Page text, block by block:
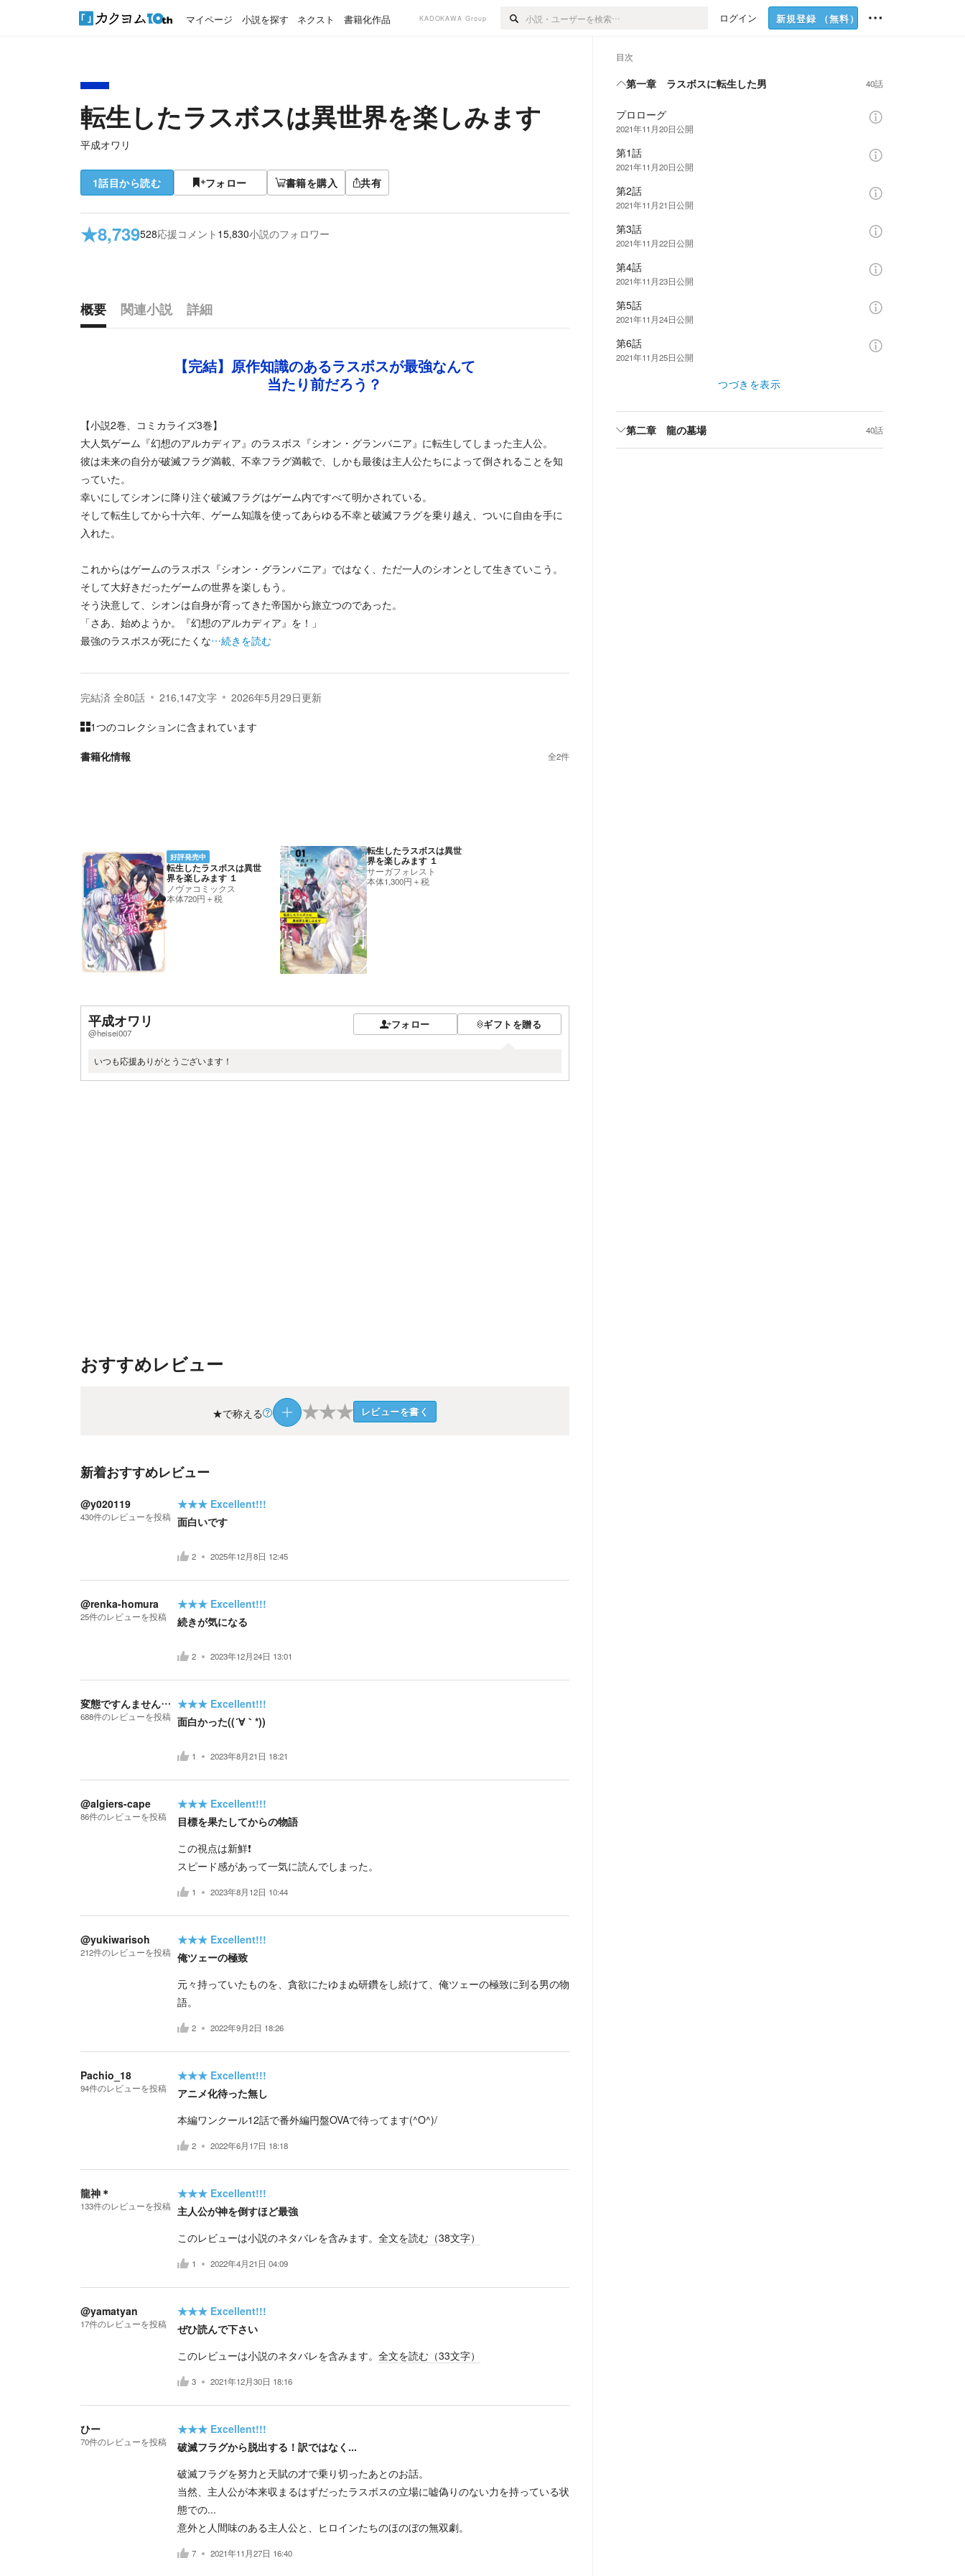
マイページ 小説を探す ネクスト 書籍化作品 KADOKAWA Group ログイン 新規登録 （無料）
転生したラスボスは異世界を楽しみます
平成オワリ
1話目から読む フォロー 書籍を購入 共有
★8,739528応援コメント 15,830小説のフォロワー
概要 関連小説
詳細
【完結】原作知識のあるラスボスが最強なんて
当たり前だろう？
【小説2巻、コミカライズ3巻】
大人気ゲーム『幻想のアルカディア』のラスボス『シオン・グランバニア』に転生してしまった主人公。
彼は未来の自分が破滅フラグ満載、不幸フラグ満載で、しかも最後は主人公たちによって倒されることを知
っていた。
幸いにしてシオンに降り注ぐ破滅フラグはゲーム内ですべて明かされている。
そして転生してから十六年、ゲーム知識を使ってあらゆる不幸と破滅フラグを乗り越え、ついに自由を手に
入れた。
これからはゲームのラスボス『シオン・グランバニア』ではなく、ただ一人のシオンとして生きていこう。
そして大好きだったゲームの世界を楽しもう。
そう決意して、シオンは自身が育ってきた帝国から旅立つのであった。
「さあ、始めようか。『幻想のアルカディア』を！」
最強のラスボスが死にたくな…続きを読む
完結済 全80話 216,147文字 2026年5月29日更新
1つのコレクションに含まれています
書籍化情報 全2件
好評発売中
転生したラスボスは異世
界を楽しみます １
ノヴァコミックス
本体720円＋税
転生したラスボスは異世
界を楽しみます １
サーガフォレスト
本体1,300円＋税
平成オワリ
@heisei007
フォロー ギフトを贈る
いつも応援ありがとうございます！
おすすめレビュー
★で称える ★★★ レビューを書く
新着おすすめレビュー
@y020119
430件のレビューを投稿
★★★ Excellent!!!
面白いです
2 2025年12月8日 12:45
@renka-homura
25件のレビューを投稿
★★★ Excellent!!!
続きが気になる
2 2023年12月24日 13:01
変態ですんません…
688件のレビューを投稿
★★★ Excellent!!!
面白かった((´∀｀*))
1 2023年8月21日 18:21
@algiers-cape
86件のレビューを投稿
★★★ Excellent!!!
目標を果たしてからの物語
この視点は新鮮❗️
スピード感があって一気に読んでしまった。
1 2023年8月12日 10:44
@yukiwarisoh
212件のレビューを投稿
★★★ Excellent!!!
俺ツェーの極致
元々持っていたものを、貪欲にたゆまぬ研鑽をし続けて、俺ツェーの極致に到る男の物
語。
2 2022年9月2日 18:26
Pachio_18
94件のレビューを投稿
★★★ Excellent!!!
アニメ化待った無し
本編ワンクール12話で番外編円盤OVAで待ってます(^O^)/
2 2022年6月17日 18:18
龍神＊
133件のレビューを投稿
★★★ Excellent!!!
主人公が神を倒すほど最強
このレビューは小説のネタバレを含みます。 全文を読む（38文字）
1 2022年4月21日 04:09
@yamatyan
17件のレビューを投稿
★★★ Excellent!!!
ぜひ読んで下さい
このレビューは小説のネタバレを含みます。 全文を読む（33文字）
3 2021年12月30日 18:16
ひー
70件のレビューを投稿
★★★ Excellent!!!
破滅フラグから脱出する！訳ではなく...
破滅フラグを努力と天賦の才で乗り切ったあとのお話。
当然、主人公が本来収まるはずだったラスボスの立場に嘘偽りのない力を持っている状
態での...
意外と人間味のある主人公と、ヒロインたちのほのぼの無双劇。
7 2021年11月27日 16:40
目次
第一章 ラスボスに転生した男 40話
プロローグ
2021年11月20日公開
第1話
2021年11月20日公開
第2話
2021年11月21日公開
第3話
2021年11月22日公開
第4話
2021年11月23日公開
第5話
2021年11月24日公開
第6話
2021年11月25日公開
つづきを表示
第二章 龍の墓場 40話